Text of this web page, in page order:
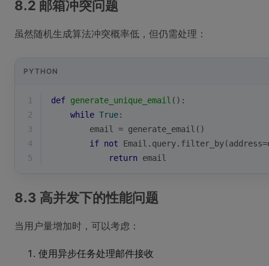
8.2 邮箱冲突问题
虽然随机生成算法冲突概率低，但仍需处理：
PYTHON
1 def generate_unique_email ():
2
while True:
3
        email = generate_email()
4
if not
5
return email
8.3 高并发下的性能问题
当用户量增加时，可以考虑：
使用异步任务处理邮件接收